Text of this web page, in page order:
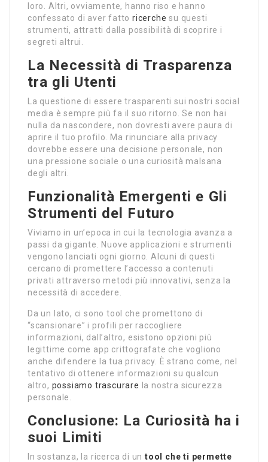
loro. Altri, ovviamente, hanno riso e hanno
confessato di aver fattoricerche su questi
strumenti, attratti dalla possibilità di scoprire i
segreti altrui.
La Necessità di Trasparenza
tra gli Utenti
La questione di essere trasparenti sui nostri social
media è sempre più fa il suo ritorno. Se non hai
nulla da nascondere, non dovresti avere paura di
aprire il tuo profilo. Ma rinunciare alla privacy
dovrebbe essere una decisione personale, non
una pressione sociale o una curiosità malsana
degli altri.
Funzionalità Emergenti e Gli
Strumenti del Futuro
Viviamo in un’epoca in cui la tecnologia avanza a
passi da gigante. Nuove applicazioni e strumenti
vengono lanciati ogni giorno. Alcuni di questi
cercano di promettere l’accesso a contenuti
privati attraverso metodi più innovativi, senza la
necessità di accedere.
Da un lato, ci sono tool che promettono di
“scansionare” i profili per raccogliere
informazioni, dall’altro, esistono opzioni più
legittime come app crittografate che vogliono
anche difendere la tua privacy. È strano come, nel
tentativo di ottenere informazioni su qualcun
altro, possiamo trascurare
la nostra sicurezza
personale.
Conclusione: La Curiosità ha i
suoi Limiti
In sostanza, la ricerca di un tool che ti permette